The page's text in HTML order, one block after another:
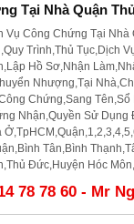
Tại Nhà Quận
Vụ Công Chứng Tại
Trình,Thủ Tục,Dịch
Hồ Sơ,Nhận
Nhượng,Tại
Chứng,Sang
Nhận,Quyền Sử Dụng
Tân,Bình
Đức,Huyện Hóc Môn,
78 78 60 - Mr